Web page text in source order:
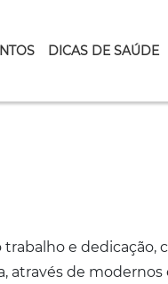
DICAS DE SAÚDE
trabalho e dedicação,
de